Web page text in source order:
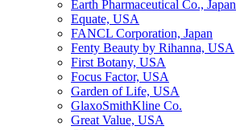
Earth Pharmaceutical Co., Japan
Equate, USA
FANCL Corporation, Japan
Fenty Beauty by Rihanna, USA
First Botany, USA
Focus Factor, USA
Garden of Life, USA
GlaxoSmithKline Co.
Great Value, USA